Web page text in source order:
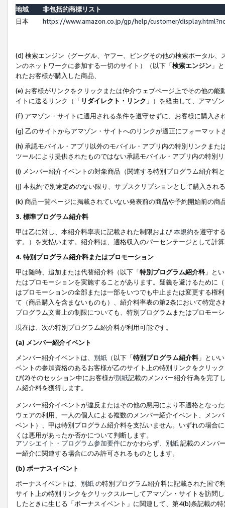
地域
非包括的商標リスト
日本
https://www.amazon.co.jp/gp/help/customer/
(d) 検索エンジン（グーグル、ヤフー、ビングその他の検索ポータル
ンのネットワークに参加する一切のサイト）（以下「検索エンジン 」
れたお客様が購入した商品、
(e) お客様がリンクをクリックまたは仲介ウェブページ上でその他の
イトに送るリンク（「 リダイレクト・リンク 」）を経由して、アマゾ
(f) アマゾン・サイトに適用される条件を遵守せずに、お客様に購入さ
(g) 乙のサイトからアマゾン・サイトへのリンクが適正にフォーマッ
(h) 承認モバイル・アプリ以外のモバイル・アプリ内の特別リンクま
ツールにより提供されたものではない承認モバイル・アプリ内の特別
(i) メンバー紹介イベントの対象商品（関連する特別プログラム紹介料
(j) 本規約で別途定めのない限り、サブスクリプションとして購入され
(k) 商品一覧ページに掲載されていない発表前の商品や予約開始前の商
3. 標準プログラム紹介料
甲は乙に対し、本紹介料率表に記載された制限および本規約を遵守す
す。）を支払います。紹介料は、適格収入のパーセンテージとして計
4. 特別プログラム紹介料またはプロモーション
甲は随時、追加または代替紹介料（以下「特別プログラム紹介料」と
たはプロモーションを実施することがあります。疑義を避けるために
はプロモーションの全部または一部をいつでも中止または変更する権
て（商品購入を含まないものも）、紹介料率表の第2条において特定
プログラム文書上の制限についても、特別プログラムまたはプロモー
現在は、次の特別プログラム紹介料が利用可能です。
(a) メンバー紹介イベント
メンバー紹介イベントは、 別紙 （以下「特別プログラム紹介料」とい
ベントの参加資格のあるお客様が乙のサイト上の特別リンクをクリッ
び(2)そのセッション中にお客様が別紙記載のメンバー紹介行為を完了
ム紹介料を獲得します。
メンバー紹介イベントが違反またはその他の悪用により不適格となっ
ウェアの利用、一人の個人による複数のメンバー紹介イベント、メン
ベント）、甲は特別プログラム紹介料を支払いません。いずれの場合
くは悪用があったか否かについて判断します。
アソシエイト・プログラム参加要件にかかわらず、 別紙記載のメンバ
ー紹介に関連する場合にのみ許可されるものとします。
(b) ボーナスイベント
ボーナスイベントは、 別紙の特別プログラム紹介料に記載された国で
サイト上の特別リンクをクリックスルーしてアマゾン・サイトを訪問
したときに生じる「ボーナスイベント」に関連して、第4(b)条記載の